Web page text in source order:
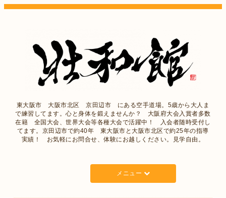
東大阪市 大阪市北区 京田辺市 にある空手道場。5歳から大人ま
で練習してます。心と身体を鍛えませんか？ 大阪府大会入賞者多数
在籍 全国大会、世界大会等各種大会で活躍中！ 入会者随時受付し
てます。京田辺市で約40年 東大阪市と大阪市北区で約25年の指導
実績！ お気軽にお問合せ、体験にお越しください。見学自由。
メニュー